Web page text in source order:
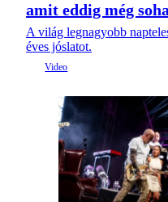
amit eddig még
A világ legnagyobb
éves jóslatot.